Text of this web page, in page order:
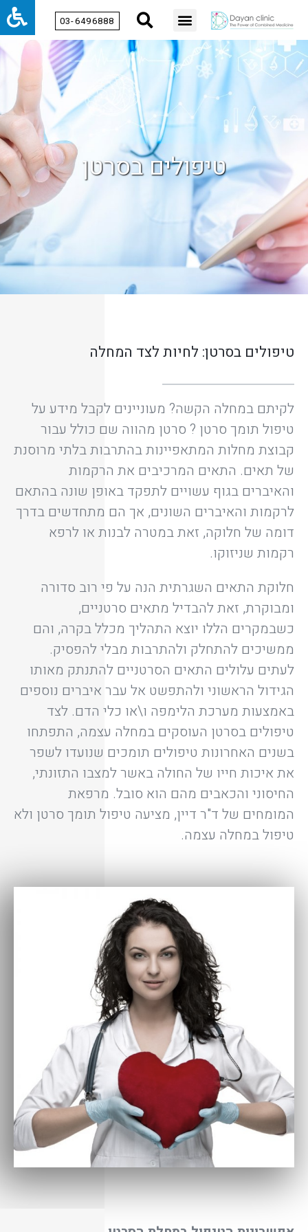
03-6496888
טיפולים בסרטן
טיפולים בסרטן: לחיות לצד המחלה
לקיתם במחלה הקשה? מעוניינים לקבל מידע על
טיפול תומך סרטן ? סרטן מהווה שם כולל עבור
קבוצת מחלות המתאפיינות בהתרבות בלתי מרוסנת
של תאים. התאים המרכיבים את הרקמות
והאיברים בגוף עשויים לתפקד באופן שונה בהתאם
לרקמות והאיברים השונים, אך הם מתחדשים בדרך
דומה של חלוקה, זאת במטרה לבנות או לרפא
רקמות שניזוקו.
חלוקת התאים השגרתית הנה על פי רוב סדורה
ומבוקרת, זאת להבדיל מתאים סרטניים,
כשבמקרים הללו יוצא התהליך מכלל בקרה, והם
ממשיכים להתחלק ולהתרבות מבלי להפסיק.
לעתים עלולים התאים הסרטניים להתנתק מאותו
הגידול הראשוני ולהתפשט אל עבר איברים נוספים
באמצעות מערכת הלימפה ו\או כלי הדם. לצד
טיפולים בסרטן העוסקים במחלה עצמה, התפתחו
בשנים האחרונות טיפולים תומכים שנועדו לשפר
את איכות חייו של החולה באשר למצבו התזונתי,
החיסוני והכאבים מהם הוא סובל. מרפאת
המומחים של ד"ר דיין, מציעה טיפול תומך סרטן ולא
טיפול במחלה עצמה.